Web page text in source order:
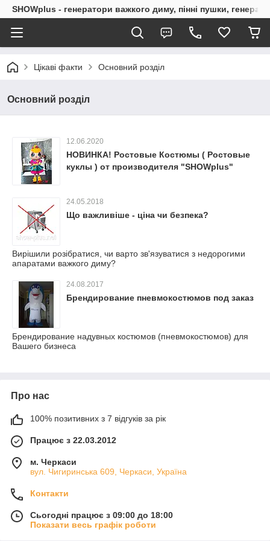
SHOWplus - генератори важкого диму, пінні пушки,
Цікаві факти Основний розділ
Основний розділ
12.06.2020
НОВИНКА! Ростовые Костюмы ( Ростовые
куклы ) от производителя "SHOWplus"
24.05.2018
Що важливіше - ціна чи безпека?
Вирішили розібратися, чи варто зв'язуватися з недорогими
апаратами важкого диму?
24.08.2017
Брендирование пневмокостюмов под заказ
Брендирование надувных костюмов (пневмокостюмов) для
Вашего бизнеса
Про нас
100% позитивних з 7 відгуків за рік
Працює з 22.03.2012
м. Черкаси
вул. Чигиринська 609, Черкаси, Україна
Контакти
Сьогодні працює з 09:00 до 18:00
Показати весь графік роботи